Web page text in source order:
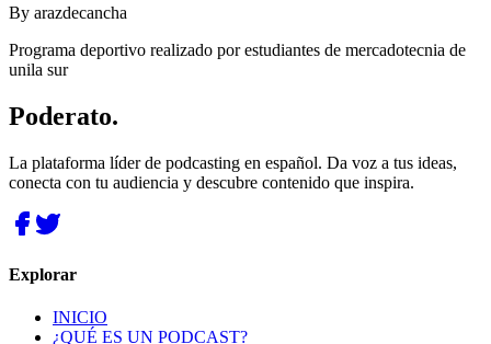
By arazdecancha
Programa deportivo realizado por estudiantes de mercadotecnia de
unila sur
Poderato.
La plataforma líder de podcasting en español. Da voz a tus ideas,
conecta con tu audiencia y descubre contenido que inspira.
Explorar
INICIO
¿QUÉ ES UN PODCAST?